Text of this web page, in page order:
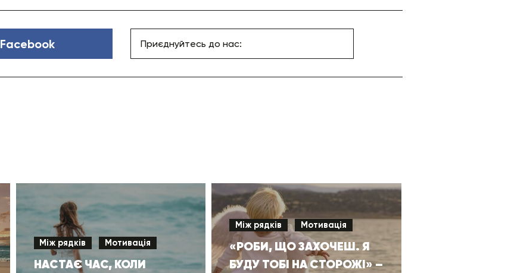
Facebook Приєднуйтесь до нас:
Між рядків Мотивація
НАСТАЄ ЧАС, КОЛИ
Між рядків Мотивація
«РОБИ, ЩО ЗАХОЧЕШ. Я
БУДУ ТОБІ НА СТОРОЖІ» –